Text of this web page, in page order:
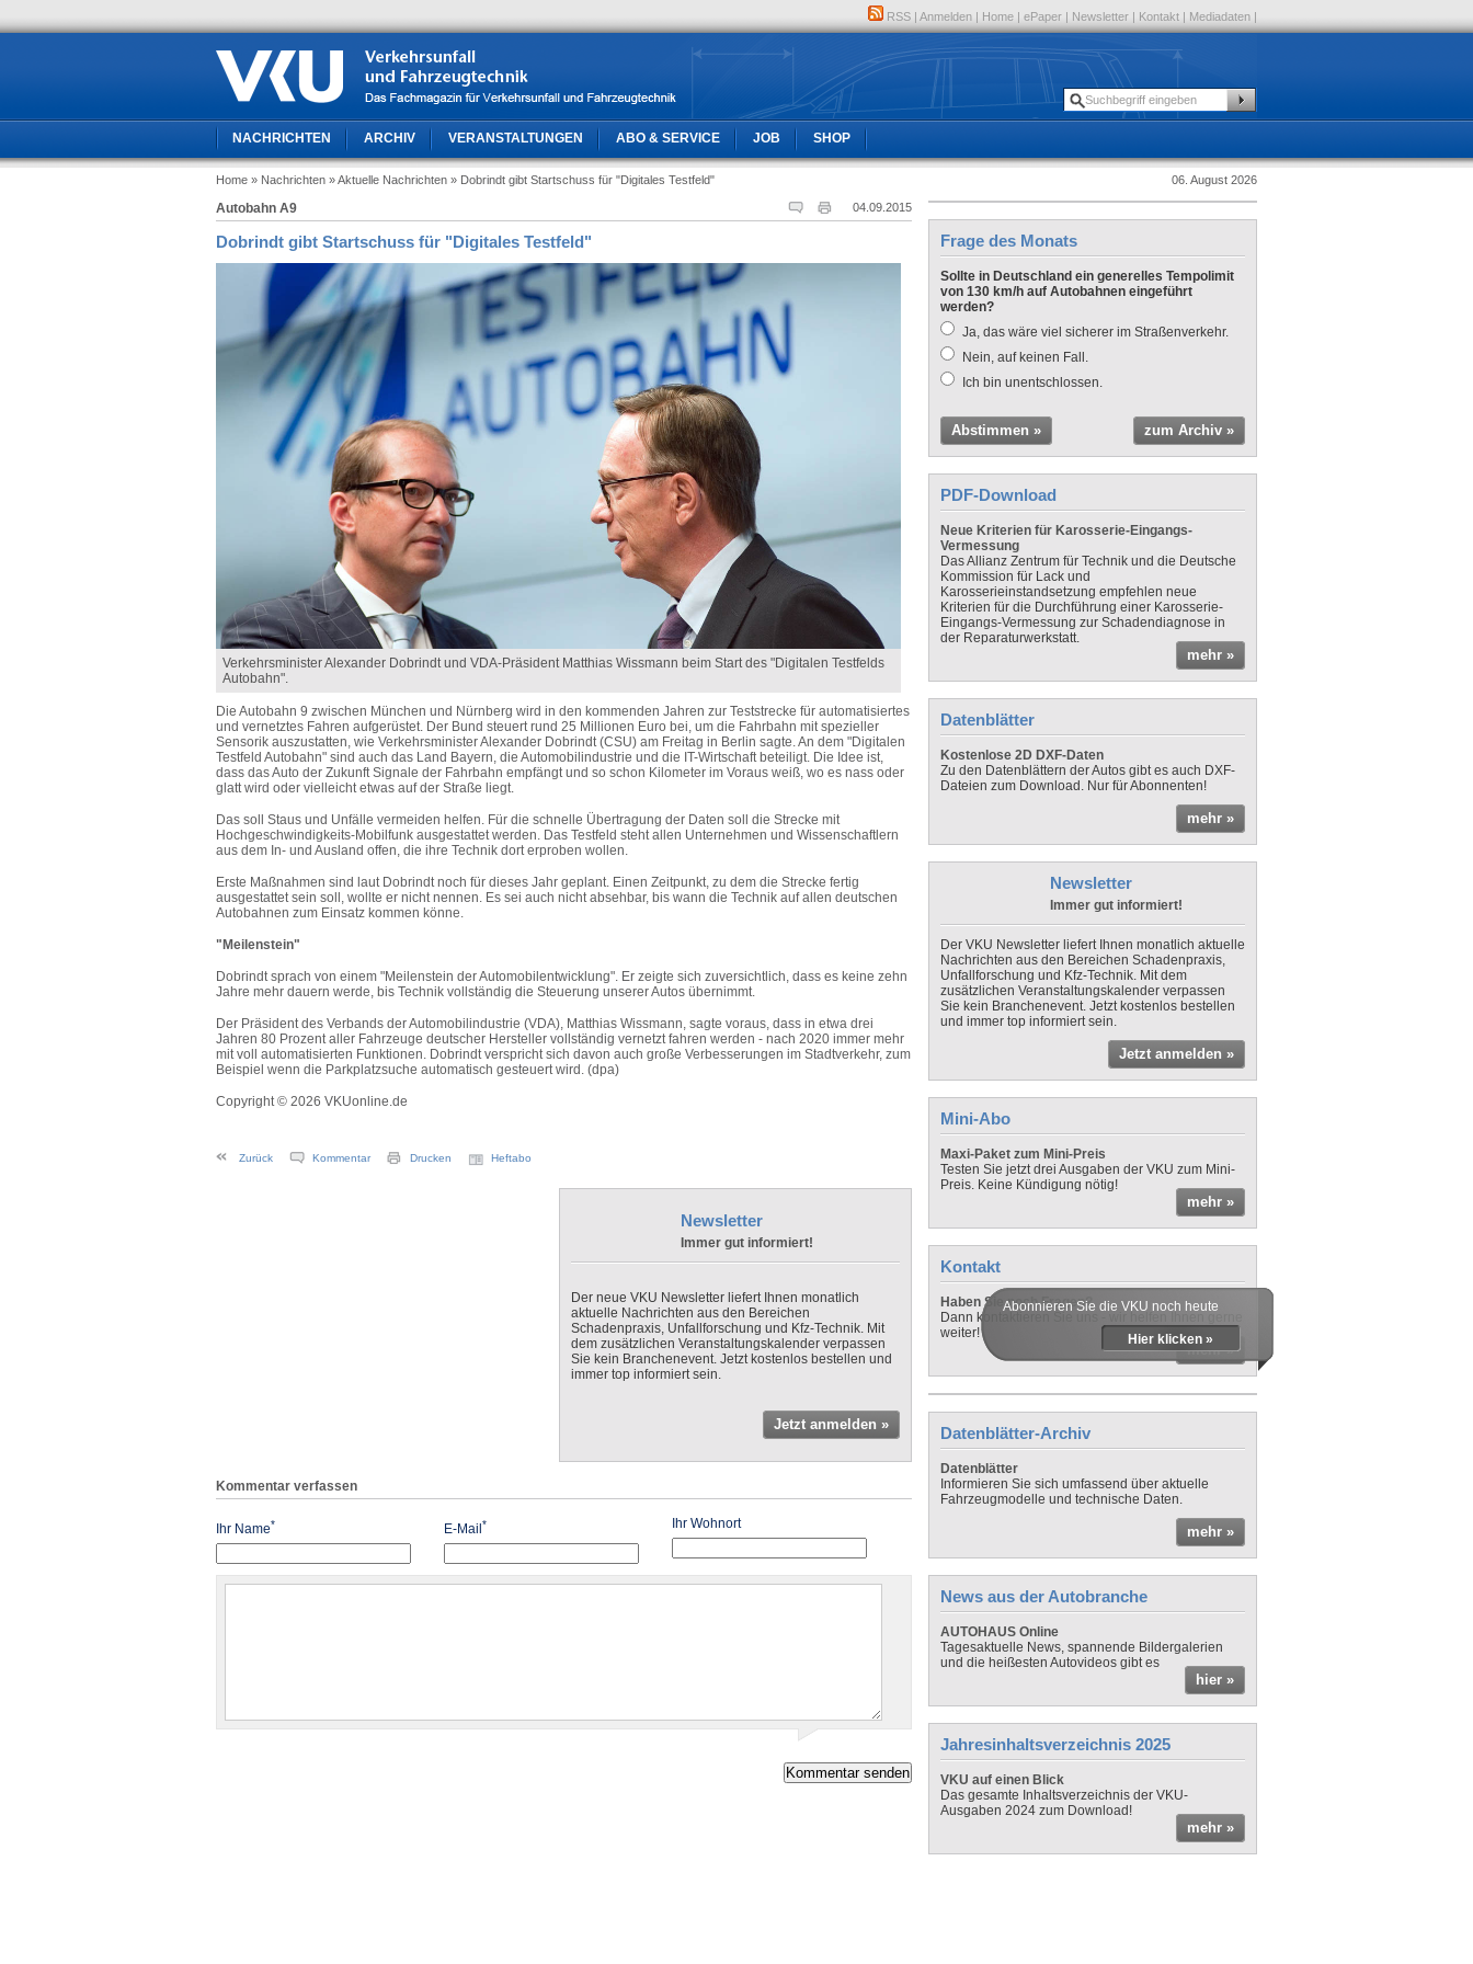
RSS | Anmelden | Home | ePaper | Newsletter | Kontakt | Mediadaten |
NACHRICHTEN ARCHIV VERANSTALTUNGEN ABO & SERVICE JOB SHOP
Home » Nachrichten » Aktuelle Nachrichten » Dobrindt gibt Startschuss für "Digitales Testfeld" 06. August 2026
04.09.2015
Autobahn A9
Dobrindt gibt Startschuss für "Digitales Testfeld"
Verkehrsminister Alexander Dobrindt und VDA-Präsident Matthias Wissmann beim Start des "Digitalen Testfelds
Autobahn".
Die Autobahn 9 zwischen München und Nürnberg wird in den kommenden Jahren zur Teststrecke für automatisiertes
und vernetztes Fahren aufgerüstet. Der Bund steuert rund 25 Millionen Euro bei, um die Fahrbahn mit spezieller
Sensorik auszustatten, wie Verkehrsminister Alexander Dobrindt (CSU) am Freitag in Berlin sagte. An dem "Digitalen
Testfeld Autobahn" sind auch das Land Bayern, die Automobilindustrie und die IT-Wirtschaft beteiligt. Die Idee ist,
dass das Auto der Zukunft Signale der Fahrbahn empfängt und so schon Kilometer im Voraus weiß, wo es nass oder
glatt wird oder vielleicht etwas auf der Straße liegt.
Das soll Staus und Unfälle vermeiden helfen. Für die schnelle Übertragung der Daten soll die Strecke mit
Hochgeschwindigkeits-Mobilfunk ausgestattet werden. Das Testfeld steht allen Unternehmen und Wissenschaftlern
aus dem In- und Ausland offen, die ihre Technik dort erproben wollen.
Erste Maßnahmen sind laut Dobrindt noch für dieses Jahr geplant. Einen Zeitpunkt, zu dem die Strecke fertig
ausgestattet sein soll, wollte er nicht nennen. Es sei auch nicht absehbar, bis wann die Technik auf allen deutschen
Autobahnen zum Einsatz kommen könne.
"Meilenstein"
Dobrindt sprach von einem "Meilenstein der Automobilentwicklung". Er zeigte sich zuversichtlich, dass es keine zehn
Jahre mehr dauern werde, bis Technik vollständig die Steuerung unserer Autos übernimmt.
Der Präsident des Verbands der Automobilindustrie (VDA), Matthias Wissmann, sagte voraus, dass in etwa drei
Jahren 80 Prozent aller Fahrzeuge deutscher Hersteller vollständig vernetzt fahren werden - nach 2020 immer mehr
mit voll automatisierten Funktionen. Dobrindt verspricht sich davon auch große Verbesserungen im Stadtverkehr, zum
Beispiel wenn die Parkplatzsuche automatisch gesteuert wird. (dpa)
Copyright © 2026 VKUonline.de
Zurück Kommentar Drucken Heftabo
Newsletter
Immer gut informiert!
Der neue VKU Newsletter liefert Ihnen monatlich
aktuelle Nachrichten aus den Bereichen
Schadenpraxis, Unfallforschung und Kfz-Technik. Mit
dem zusätzlichen Veranstaltungskalender verpassen
Sie kein Branchenevent. Jetzt kostenlos bestellen und
immer top informiert sein.
Jetzt anmelden »
Kommentar verfassen
Ihr Name* E-Mail* Ihr Wohnort
Frage des Monats
Sollte in Deutschland ein generelles Tempolimit
von 130 km/h auf Autobahnen eingeführt
werden?
Ja, das wäre viel sicherer im Straßenverkehr.
Nein, auf keinen Fall.
Ich bin unentschlossen.
Abstimmen » zum Archiv »
PDF-Download
Neue Kriterien für Karosserie-Eingangs-
Vermessung
Das Allianz Zentrum für Technik und die Deutsche
Kommission für Lack und
Karosserieinstandsetzung empfehlen neue
Kriterien für die Durchführung einer Karosserie-
Eingangs-Vermessung zur Schadendiagnose in
der Reparaturwerkstatt.
mehr »
Datenblätter
Kostenlose 2D DXF-Daten
Zu den Datenblättern der Autos gibt es auch DXF-
Dateien zum Download. Nur für Abonnenten!
mehr »
Newsletter
Immer gut informiert!
Der VKU Newsletter liefert Ihnen monatlich aktuelle
Nachrichten aus den Bereichen Schadenpraxis,
Unfallforschung und Kfz-Technik. Mit dem
zusätzlichen Veranstaltungskalender verpassen
Sie kein Branchenevent. Jetzt kostenlos bestellen
und immer top informiert sein.
Jetzt anmelden »
Mini-Abo
Maxi-Paket zum Mini-Preis
Testen Sie jetzt drei Ausgaben der VKU zum Mini-
Preis. Keine Kündigung nötig!
mehr »
Kontakt
Haben Sie noch Fragen?
Dann kontaktieren Sie uns - wir helfen Ihnen gerne
weiter!
mehr »
Abonnieren Sie die VKU noch heute
Hier klicken »
Datenblätter-Archiv
Datenblätter
Informieren Sie sich umfassend über aktuelle
Fahrzeugmodelle und technische Daten.
mehr »
News aus der Autobranche
AUTOHAUS Online
Tagesaktuelle News, spannende Bildergalerien
und die heißesten Autovideos gibt es
hier »
Jahresinhaltsverzeichnis 2025
VKU auf einen Blick
Das gesamte Inhaltsverzeichnis der VKU-
Ausgaben 2024 zum Download!
mehr »